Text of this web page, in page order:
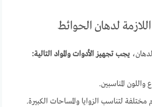
اللازمة لدهان الحوائط
يجب تجهيز الأدوات والمواد التالية:
واللون المناسبين.
مختلفة لتناسب الزوايا والمساحات الكبيرة.